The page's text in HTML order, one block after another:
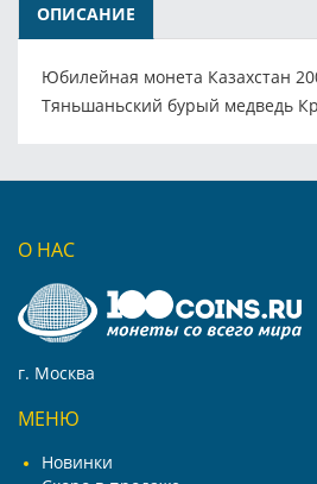
ОПИСАНИЕ
Юбилейная монета Казахстан
Тяньшаньский бурый медведь
О НАС
г. Москва
МЕНЮ
Новинки